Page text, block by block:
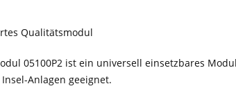
Qualitätsmodul
05100P2 ist ein universell einsetzbares
Anlagen geeignet.